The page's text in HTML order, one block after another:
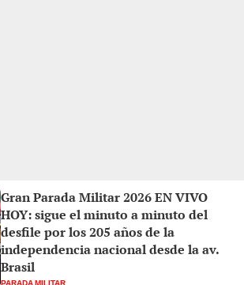
Gran Parada Militar 2026 EN VIVO
HOY: sigue el minuto a minuto del
desfile por los 205 años de la
independencia nacional desde la av.
Brasil
PARADA MILITAR